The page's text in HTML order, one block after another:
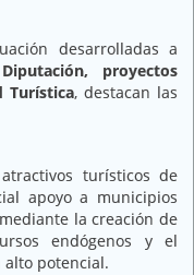
desarrolladas a
Diputación, proyectos
Turística, destacan las
turísticos de
apoyo a municipios
la creación de
endógenos y el
potencial.